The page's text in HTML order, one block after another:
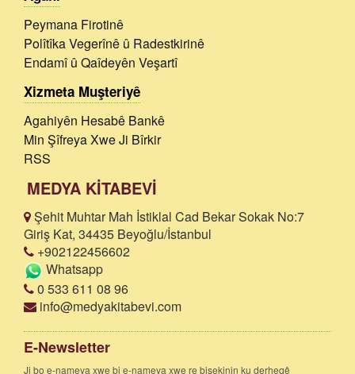
Peymana Firotinê
Polîtîka Vegerînê û Radestkirinê
Endamî û Qaîdeyên Veşartî
Xizmeta Muşteriyê
Agahiyên Hesabê Bankê
Min Şîfreya Xwe Ji Bîrkir
RSS
MEDYA KİTABEVİ
Şehit Muhtar Mah İstiklal Cad Bekar Sokak No:7
Giriş Kat, 34435 Beyoğlu/İstanbul
+902122456602
Whatsapp
0 533 611 08 96
info@medyakitabevi.com
E-Newsletter
Ji bo e-nameya xwe bi e-nameya xwe re bisekinin ku derheqê